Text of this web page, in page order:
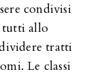
condivisi
tutti allo
tratti
Le classi